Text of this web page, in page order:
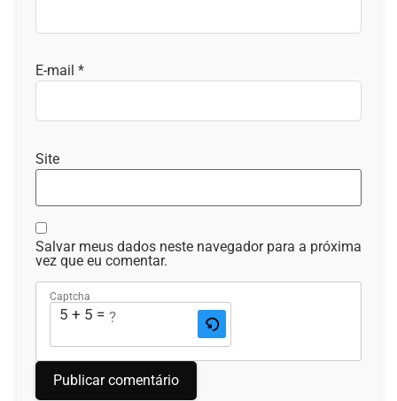
E-mail *
Site
Salvar meus dados neste navegador para a próxima
vez que eu comentar.
Captcha
5 + 5 = ?